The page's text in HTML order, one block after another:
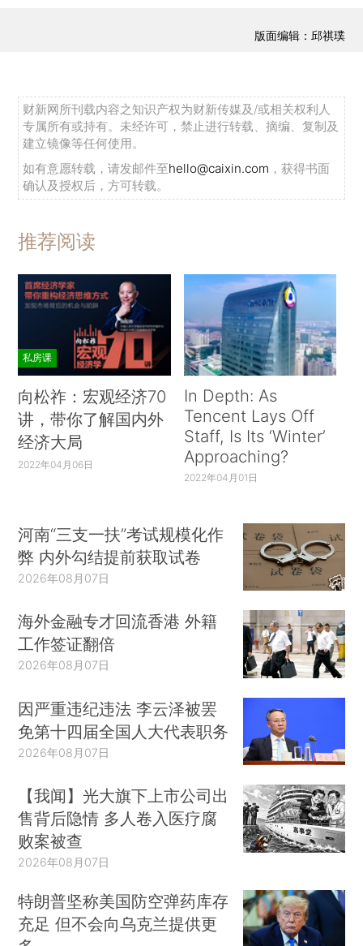
版面编辑：邱祺璞
财新网所刊载内容之知识产权为财新传媒及/或相关权利人
专属所有或持有。未经许可，禁止进行转载、摘编、复制及
建立镜像等任何使用。
如有意愿转载，请发邮件至hello@caixin.com ，获得书面
确认及授权后，方可转载。
推荐阅读
私房课
向松祚：宏观经济70
讲，带你了解国内外
经济大局
2022年04月06日
In Depth: As
Tencent Lays Off
Staff, Is Its ‘Winter’
Approaching?
2022年04月01日
河南“三支一扶”考试规模化作
弊 内外勾结提前获取试卷
2026年08月07日
海外金融专才回流香港 外籍
工作签证翻倍
2026年08月07日
因严重违纪违法 李云泽被罢
免第十四届全国人大代表职务
2026年08月07日
【我闻】光大旗下上市公司出
售背后隐情 多人卷入医疗腐
败案被查
2026年08月07日
特朗普坚称美国防空弹药库存
充足 但不会向乌克兰提供更